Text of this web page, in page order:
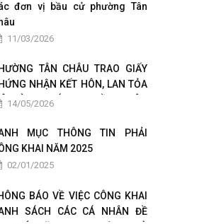
đơn vị bầu cử phường Tân
11/03/2026
TÂN CHÂU TRAO GIẤY
NHẬN KẾT HÔN, LAN TỎA
HÌNH CHÍNH QUYỀN THÂN
14/05/2026
MỤC THÔNG TIN PHẢI
KHAI NĂM 2025
02/01/2025
BÁO VỀ VIỆC CÔNG KHAI
SÁCH CÁC CÁ NHÂN ĐỀ